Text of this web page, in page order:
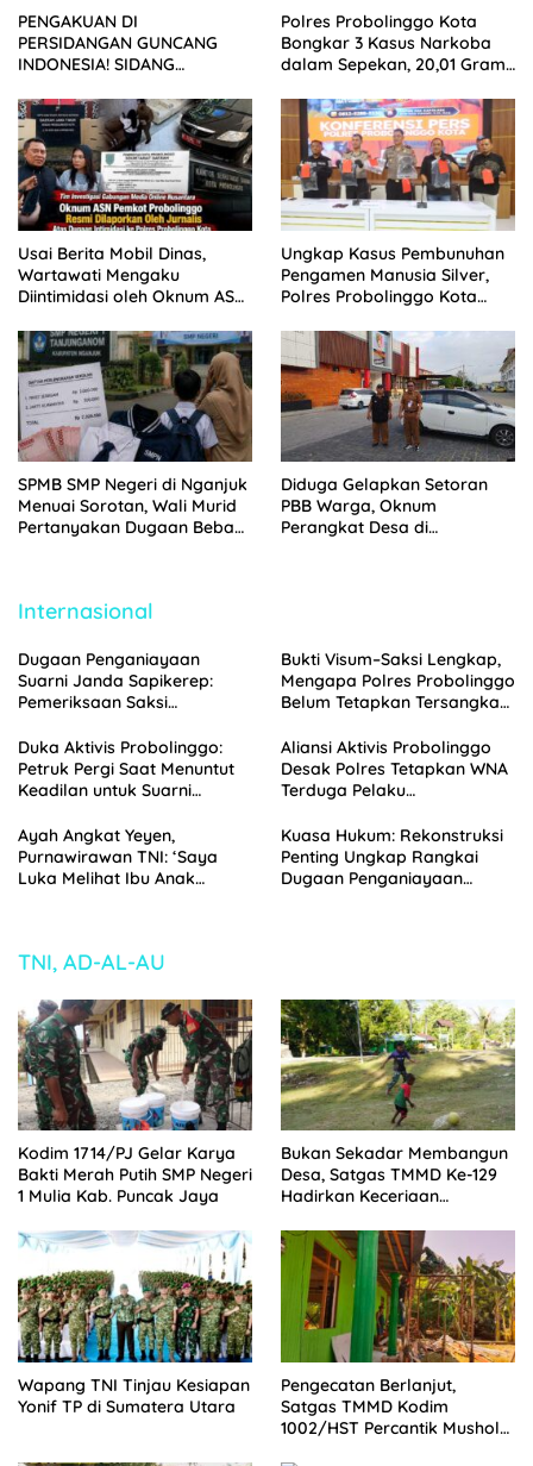
PENGAKUAN DI
PERSIDANGAN GUNCANG
INDONESIA! SIDANG
KELUARGA KORBAN
MENGAMUK DI PN MALANG
Polres Probolinggo Kota
Bongkar 3 Kasus Narkoba
dalam Sepekan, 20,01 Gram
Usai Berita Mobil Dinas,
Wartawati Mengaku
Diintimidasi oleh Oknum ASN
Tempuh Jalur Hukum
Ungkap Kasus Pembunuhan
Pengamen Manusia Silver,
Polres Probolinggo Kota
SPMB SMP Negeri di Nganjuk
Menuai Sorotan, Wali Murid
Pertanyakan Dugaan Beban
Diduga Gelapkan Setoran
PBB Warga, Oknum
Perangkat Desa di
Internasional
Dugaan Penganiayaan
Suarni Janda Sapikerep:
Pemeriksaan Saksi
Probolinggo Segera Gelar
Perkara
Bukti Visum–Saksi Lengkap,
Mengapa Polres Probolinggo
Belum Tetapkan Tersangka
Duka Aktivis Probolinggo:
Petruk Pergi Saat Menuntut
Keadilan untuk Suarni
Aliansi Aktivis Probolinggo
Desak Polres Tetapkan WNA
Terduga Pelaku
sebagai Tersangka
Ayah Angkat Yeyen,
Purnawirawan TNI: ‘Saya
Luka Melihat Ibu Anak
Kuasa Hukum: Rekonstruksi
Penting Ungkap Rangkai
Dugaan Penganiayaan
TNI, AD-AL-AU
Kodim 1714/PJ Gelar Karya
Bakti Merah Putih SMP Negeri
1 Mulia Kab. Puncak Jaya
Bukan Sekadar Membangun
Desa, Satgas TMMD Ke-129
Hadirkan Keceriaan
Kampung Sesor
Wapang TNI Tinjau Kesiapan
Yonif TP di Sumatera Utara
Pengecatan Berlanjut,
Satgas TMMD Kodim
1002/HST Percantik Mushola